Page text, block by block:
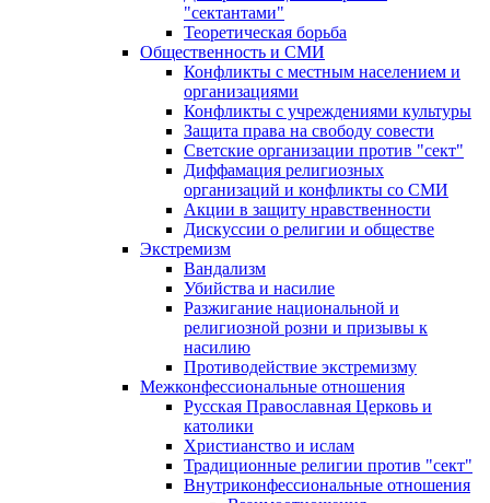
"сектантами"
Теоретическая борьба
Общественность и СМИ
Конфликты с местным населением и
организациями
Конфликты с учреждениями культуры
Защита права на свободу совести
Светские организации против "сект"
Диффамация религиозных
организаций и конфликты со СМИ
Акции в защиту нравственности
Дискуссии о религии и обществе
Экстремизм
Вандализм
Убийства и насилие
Разжигание национальной и
религиозной розни и призывы к
насилию
Противодействие экстремизму
Межконфессиональные отношения
Русская Православная Церковь и
католики
Христианство и ислам
Традиционные религии против "сект"
Внутриконфессиональные отношения